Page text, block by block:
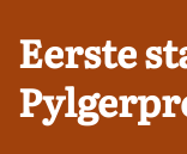
Eerste